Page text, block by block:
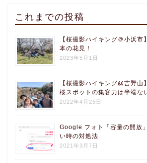
これまでの投稿
【桜撮影ハイキング＠小浜市
本の花見！
2023年5月1日
【桜撮影ハイキング@吉野山
桜スポットの集客力は半端な
2022年4月25日
Google フォト「容量の開放
い時の対処法
2021年3月7日